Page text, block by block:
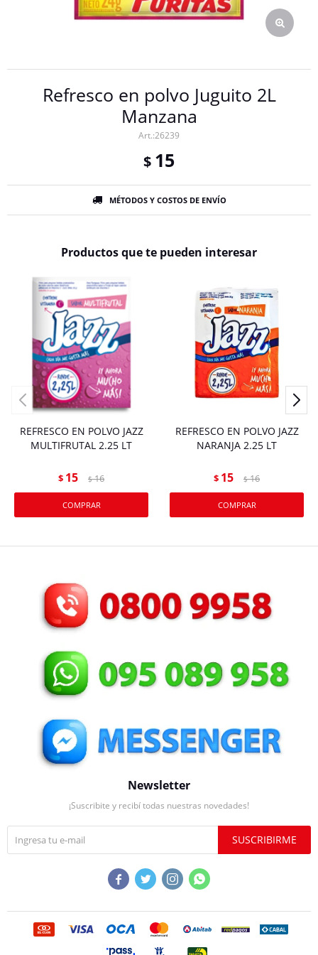
Refresco en polvo Juguito 2L
Manzana
26239
$ 15
MÉTODOS Y COSTOS DE ENVÍO
Productos que te pueden interesar
REFRESCO EN POLVO JAZZ
MULTIFRUTAL 2.25 LT
$ 15 $ 16
REFRESCO EN POLVO JAZZ
NARANJA 2.25 LT
$ 15 $ 16
Newsletter
¡Suscribite y recibí todas nuestras novedades!
SUSCRIBIRME
   